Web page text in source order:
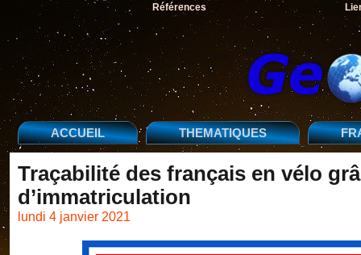
Références
ACCUEIL THEMATIQUES
Traçabilité des français en vélo
d’immatriculation
lundi 4 janvier 2021